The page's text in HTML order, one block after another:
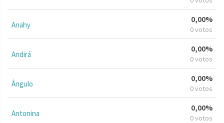
Anahy
0,00%
0 votos
Andirá
0,00%
0 votos
Ângulo
0,00%
0 votos
Antonina
0,00%
0 votos